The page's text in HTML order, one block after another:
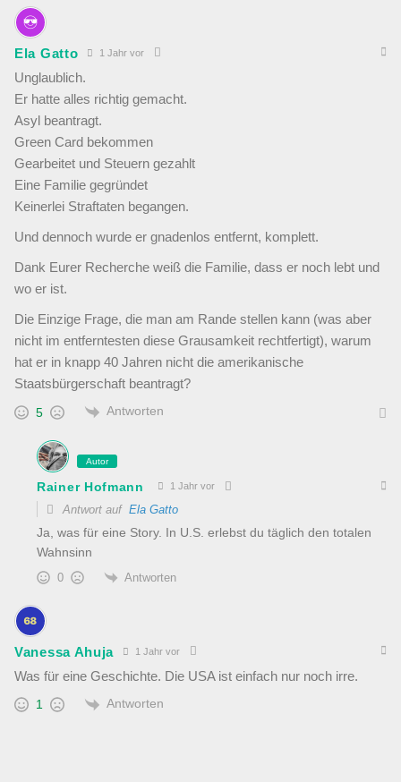
Ela Gatto 1 Jahr vor
Unglaublich.
Er hatte alles richtig gemacht.
Asyl beantragt.
Green Card bekommen
Gearbeitet und Steuern gezahlt
Eine Familie gegründet
Keinerlei Straftaten begangen.
Und dennoch wurde er gnadenlos entfernt, komplett.
Dank Eurer Recherche weiß die Familie, dass er noch lebt und
wo er ist.
Die Einzige Frage, die man am Rande stellen kann (was aber
nicht im entferntesten diese Grausamkeit rechtfertigt), warum
hat er in knapp 40 Jahren nicht die amerikanische
Staatsbürgerschaft beantragt?
5 Antworten
Autor
Rainer Hofmann 1 Jahr vor
Antwort auf Ela Gatto
Ja, was für eine Story. In U.S. erlebst du täglich den totalen
Wahnsinn
0 Antworten
Vanessa Ahuja 1 Jahr vor
Was für eine Geschichte. Die USA ist einfach nur noch irre.
1 Antworten